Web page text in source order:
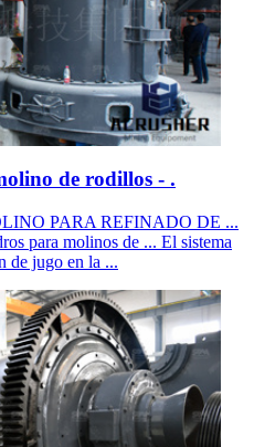
de rodillos - .
PARA REFINADO DE ...
para molinos de ... El sistema
de jugo en la ...